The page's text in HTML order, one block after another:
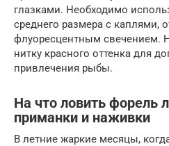
глазками. Необходимо
среднего размера с каплями,
флуоресцентным свечением.
нитку красного оттенка для
привлечения рыбы.
На что ловить форель
приманки и наживки
В летние жаркие месяцы,